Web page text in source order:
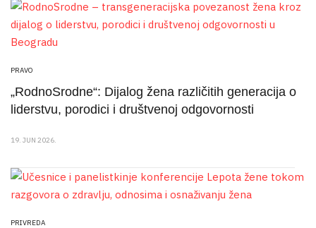
PRAVO
„RodnoSrodne“: Dijalog žena različitih generacija o
liderstvu, porodici i društvenoj odgovornosti
19. JUN 2026.
PRIVREDA